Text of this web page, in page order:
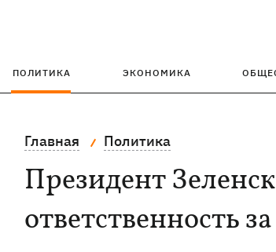
ПОЛИТИКА ЭКОНОМИКА
Главная Политика
Президент
ответственность